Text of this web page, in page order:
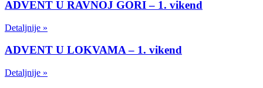
ADVENT U RAVNOJ GORI – 1. vikend
Detaljnije »
ADVENT U LOKVAMA – 1. vikend
Detaljnije »